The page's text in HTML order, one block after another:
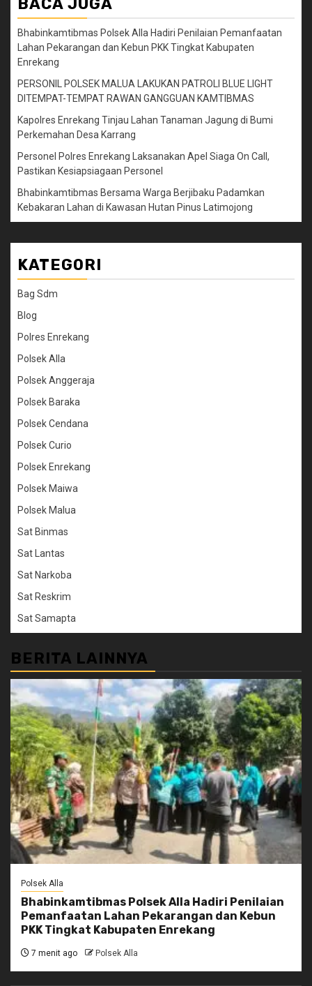
Bhabinkamtibmas Polsek Alla Hadiri Penilaian Pemanfaatan
Lahan Pekarangan dan Kebun PKK Tingkat Kabupaten
Enrekang
PERSONIL POLSEK MALUA LAKUKAN PATROLI BLUE LIGHT
DITEMPAT-TEMPAT RAWAN GANGGUAN KAMTIBMAS
Kapolres Enrekang Tinjau Lahan Tanaman Jagung di Bumi
Perkemahan Desa Karrang
Personel Polres Enrekang Laksanakan Apel Siaga On Call,
Pastikan Kesiapsiagaan Personel
Bhabinkamtibmas Bersama Warga Berjibaku Padamkan
Kebakaran Lahan di Kawasan Hutan Pinus Latimojong
KATEGORI
Bag Sdm
Blog
Polres Enrekang
Polsek Alla
Polsek Anggeraja
Polsek Baraka
Polsek Cendana
Polsek Curio
Polsek Enrekang
Polsek Maiwa
Polsek Malua
Sat Binmas
Sat Lantas
Sat Narkoba
Sat Reskrim
Sat Samapta
BERITA LAINNYA
Polsek Alla
Bhabinkamtibmas Polsek Alla Hadiri Penilaian
Pemanfaatan Lahan Pekarangan dan Kebun
PKK Tingkat Kabupaten Enrekang
7 menit ago Polsek Alla